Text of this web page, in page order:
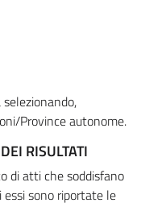
Province autonome.
RISULTATI
di atti che soddisfano
essi sono riportate le